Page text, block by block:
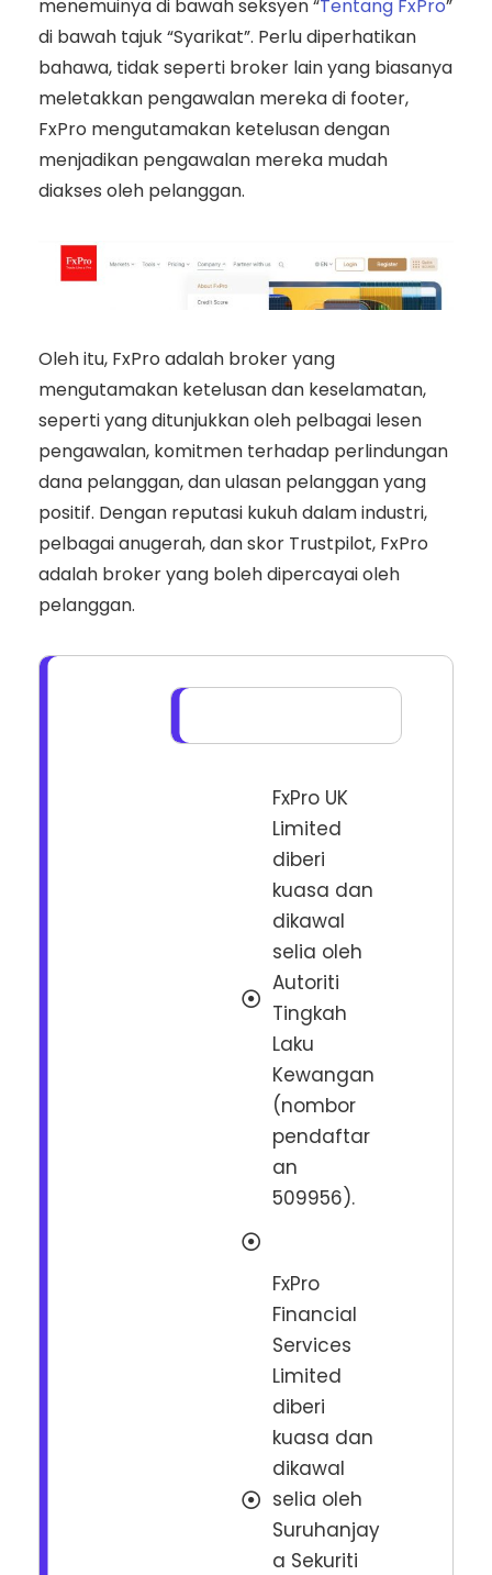
menemuinya di bawah seksyen “Tentang FxPro”
di bawah tajuk “Syarikat”. Perlu diperhatikan
bahawa, tidak seperti broker lain yang biasanya
meletakkan pengawalan mereka di footer,
FxPro mengutamakan ketelusan dengan
menjadikan pengawalan mereka mudah
diakses oleh pelanggan.
Oleh itu, FxPro adalah broker yang
mengutamakan ketelusan dan keselamatan,
seperti yang ditunjukkan oleh pelbagai lesen
pengawalan, komitmen terhadap perlindungan
dana pelanggan, dan ulasan pelanggan yang
positif. Dengan reputasi kukuh dalam industri,
pelbagai anugerah, dan skor Trustpilot, FxPro
adalah broker yang boleh dipercayai oleh
pelanggan.
FxPro UK
Limited
diberi
kuasa dan
dikawal
selia oleh
Autoriti
Tingkah
Laku
Kewangan
(nombor
pendaftar
an
509956).
FxPro
Financial
Services
Limited
diberi
kuasa dan
dikawal
selia oleh
Suruhanjay
a Sekuriti